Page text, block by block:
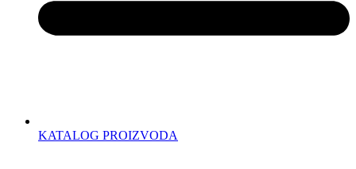
KATALOG PROIZVODA